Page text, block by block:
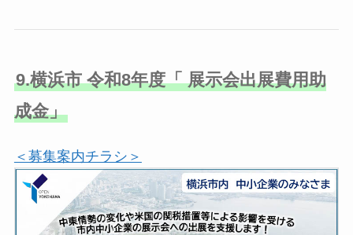
9.横浜市 令和8年度「 展示会出展費用助
成金」
＜募集案内チラシ＞